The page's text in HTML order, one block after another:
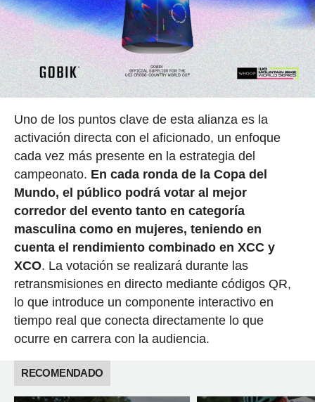
Uno de los puntos clave de esta alianza es la
activación directa con el aficionado, un enfoque
cada vez más presente en la estrategia del
campeonato. En cada ronda de la Copa del
Mundo, el público podrá votar al mejor
corredor del evento tanto en categoría
masculina como en mujeres, teniendo en
cuenta el rendimiento combinado en XCC y
XCO. La votación se realizará durante las
retransmisiones en directo mediante códigos QR,
lo que introduce un componente interactivo en
tiempo real que conecta directamente lo que
ocurre en carrera con la audiencia.
RECOMENDADO